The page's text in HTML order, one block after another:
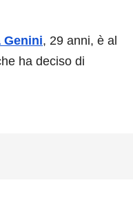
Genini, 29 anni, è al
ha deciso di